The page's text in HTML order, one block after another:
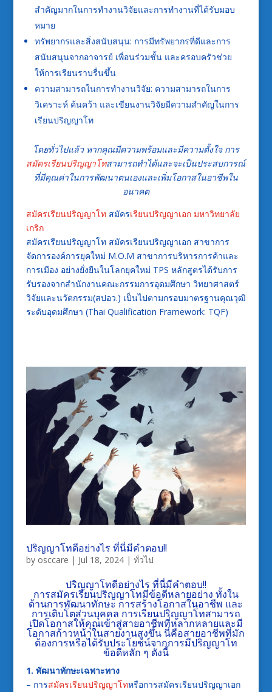
สำคัญมากในการทำงานวิจัยและการทำงานที่ได้รับมอบ
หมาย
ทรัพยากรและสิ่งสนับสนุน: การมีทรัพยากรที่ดีและการ
สนับสนุนจากอาจารย์ เพื่อนร่วมชั้น และครอบครัวช่วย
ให้การเรียนราบรื่นขึ้น
ความสามารถในการทำงานวิจัย: ความสามารถในการ
วิเคราะห์ ค้นคว้า และเขียนงานวิจัยมีความสำคัญในการ
เรียนปริญญาโท
โดยทั่วไปแล้ว หากคุณมีความพร้อมและมีความตั้งใจ การ
สมัครเรียนปริญญาโทสามารถทำได้และจะเป็นประสบการณ์
ที่มีคุณค่าในการพัฒนาตนเองและเพิ่มโอกาสในอาชีพใน
อนาคต
สมัครเรียนปริญญาโทสมัครเรียนปริญญาเอก มหาวิทยาลัย
เกริก
สมัครเรียนปริญญาโท สมัครเรียนปริญญาเอก สาขาการ
จัดการองค์การยุคใหม่ M.O.M สาขาการบริหารการค้าและ
การเมือง อย่างยั่งยืนในโลกยุคใหม่ TPS หลักสูตรได้รับการ
รับรองจากสำนักงานคณะกรรมการอุดมศึกษา วิทยาศาสตร์
วิจัยและนวัตกรรม(สปอว.) เป็นไปตามกรอบมาตรฐานคุณวุฒิ
ระดับอุดมศึกษา (Thai Qualification Framework: TQF)
ปริญญาโทดีอย่างไร ที่นี่มีคำตอบ!!
by osccare | Jul 18, 2024| ทั่วไป
ปริญญาโทดีอย่างไร ที่นี่มีคำตอบ!!
การสมัครเรียนปริญญาโทมีข้อดีหลายอย่าง ทั้งใน
ด้านการพัฒนาทักษะ การสร้างโอกาสในอาชีพ และ
การเติบโตส่วนบุคคล การเรียนปริญญาโทสามารถ
เปิดโอกาสให้คุณเข้าสู่สายอาชีพที่หลากหลายและมี
โอกาสก้าวหน้าในสายงานสูงขึ้น นี่คือสายอาชีพที่มัก
ต้องการหรือได้รับประโยชน์จากการมีปริญญาโท
ข้อดีหลัก ๆ ดังนี้
1. พัฒนาทักษะเฉพาะทาง
– การสมัครเรียนปริญญาโทหรือการสมัครเรียนปริญญาเอก